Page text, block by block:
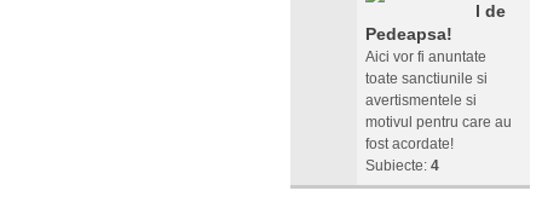
l de
Pedeapsa!
Aici vor fi anuntate
toate sanctiunile si
avertismentele si
motivul pentru care au
fost acordate!
Subiecte: 4